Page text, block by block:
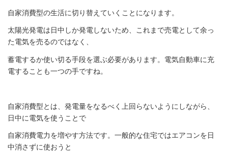
自家消費型の生活に切り替えていくことになります。
太陽光発電は日中しか発電しないため、これまで売電として余っ
た電気を売るのではなく、
蓄電するか使い切る手段を選ぶ必要があります。電気自動車に充
電することも一つの手ですね。
自家消費型とは、発電量をなるべく上回らないようにしながら、
日中に電気を使うことで
自家消費電力を増やす方法です。一般的な住宅ではエアコンを日
中消さずに使おうと